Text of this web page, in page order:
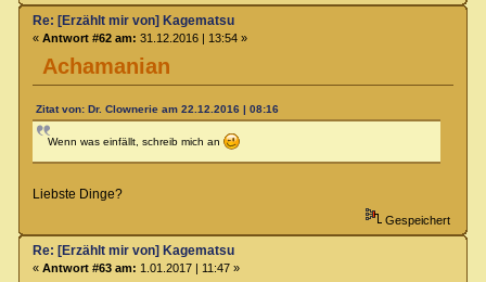
Achamanian
Re: [Erzählt mir von] Kagematsu
« Antwort #62 am: 31.12.2016 | 13:54 »
Zitat von: Dr. Clownerie am 22.12.2016 | 08:16
Wenn was einfällt, schreib mich an
Liebste Dinge?
Gespeichert
Re: [Erzählt mir von] Kagematsu
« Antwort #63 am: 1.01.2017 | 11:47 »